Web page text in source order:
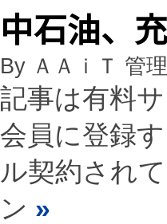
中石油、
By ＡＡｉＴ 管
記事は有料
会員に登録
ル契約され
ン »